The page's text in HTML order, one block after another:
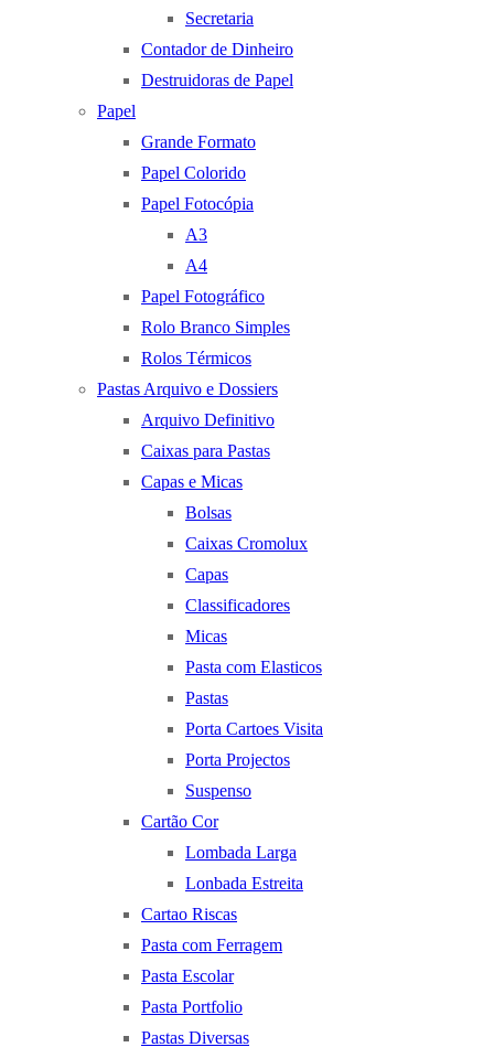
Secretaria
Contador de Dinheiro
Destruidoras de Papel
Papel
Grande Formato
Papel Colorido
Papel Fotocópia
A3
A4
Papel Fotográfico
Rolo Branco Simples
Rolos Térmicos
Pastas Arquivo e Dossiers
Arquivo Definitivo
Caixas para Pastas
Capas e Micas
Bolsas
Caixas Cromolux
Capas
Classificadores
Micas
Pasta com Elasticos
Pastas
Porta Cartoes Visita
Porta Projectos
Suspenso
Cartão Cor
Lombada Larga
Lonbada Estreita
Cartao Riscas
Pasta com Ferragem
Pasta Escolar
Pasta Portfolio
Pastas Diversas